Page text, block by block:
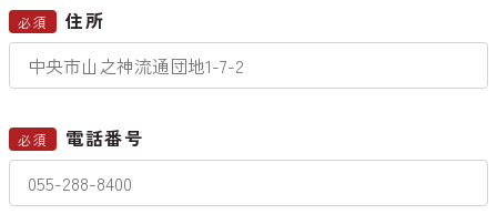
必須 住所
必須 電話番号